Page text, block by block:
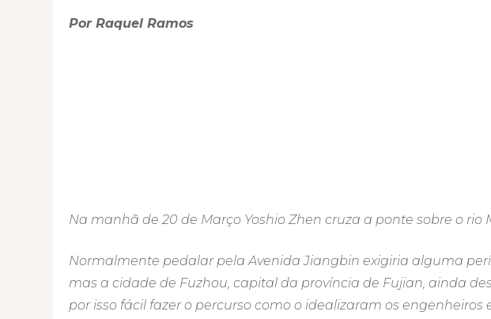
Por Raquel Ramos
Na manhã de 20 de Março Yoshio Zhen cruza a ponte sobre o rio
Normalmente pedalar pela Avenida Jiangbin exigiria alguma
mas a cidade de Fuzhou, capital da província de Fujian, ainda
por isso fácil fazer o percurso como o idealizaram os